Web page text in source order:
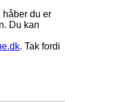
håber du er
Du kan
. Tak fordi